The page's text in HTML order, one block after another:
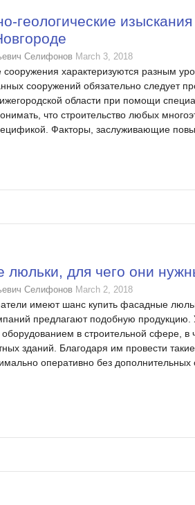
геологические
Селифонов March 3, 2018
характеризуются разным
сооружений обязательно следует
области при помощи
что строительство любых
Факторы, заслуживающие
люльки, для чего они
Селифонов March 2, 2018
имеют шанс купить фасадные
предлагают подобную продукцию.
в строительной сфере, в
зданий. Благодаря им провести
оперативно без дополнительных